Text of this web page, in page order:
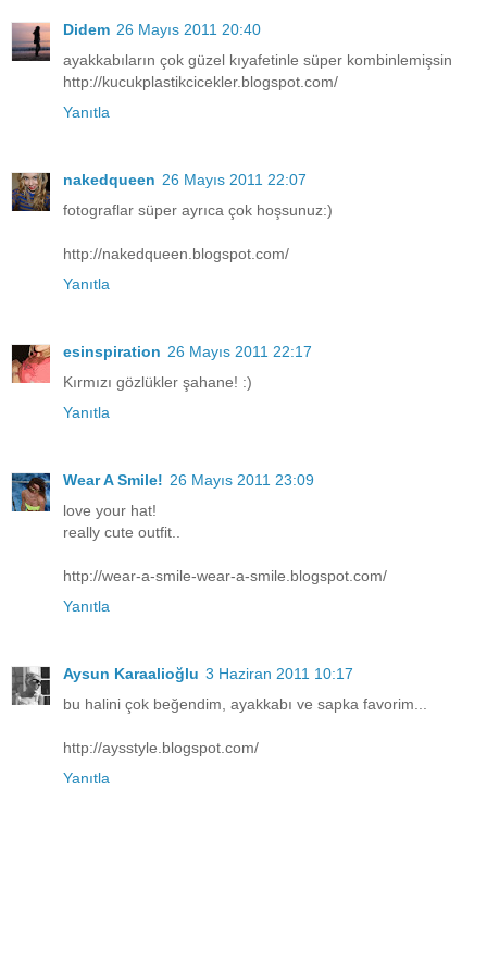
Didem 26 Mayıs 2011 20:40
ayakkabıların çok güzel kıyafetinle süper kombinlemişsin
http://kucukplastikcicekler.blogspot.com/
Yanıtla
nakedqueen 26 Mayıs 2011 22:07
fotograflar süper ayrıca çok hoşsunuz:)
http://nakedqueen.blogspot.com/
Yanıtla
esinspiration 26 Mayıs 2011 22:17
Kırmızı gözlükler şahane! :)
Yanıtla
Wear A Smile! 26 Mayıs 2011 23:09
love your hat!
really cute outfit..
http://wear-a-smile-wear-a-smile.blogspot.com/
Yanıtla
Aysun Karaalioğlu 3 Haziran 2011 10:17
bu halini çok beğendim, ayakkabı ve sapka favorim...
http://aysstyle.blogspot.com/
Yanıtla